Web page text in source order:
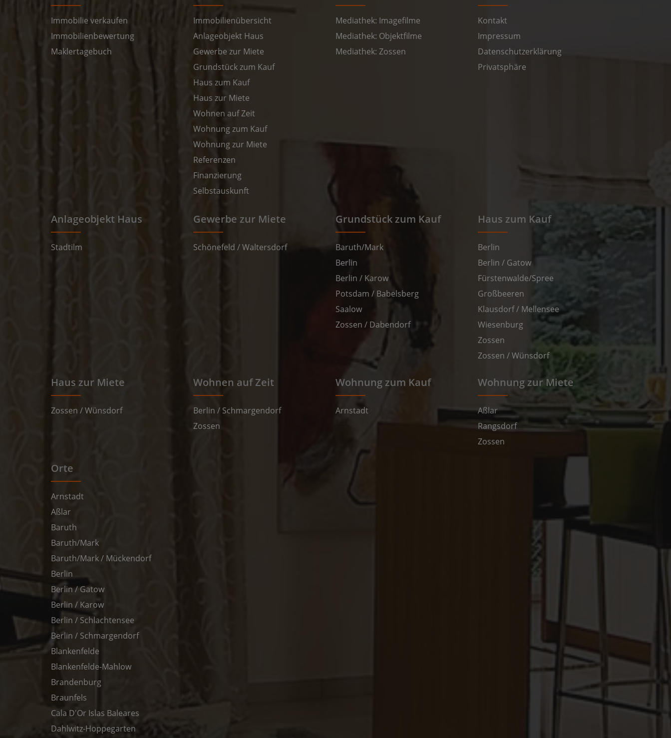
Immobilie verkaufen
Immobilienbewertung
Maklertagebuch
Immobilienübersicht
Anlageobjekt Haus
Gewerbe zur Miete
Grundstück zum Kauf
Haus zum Kauf
Haus zur Miete
Wohnen auf Zeit
Wohnung zum Kauf
Wohnung zur Miete
Referenzen
Finanzierung
Selbstauskunft
Mediathek: Imagefilme
Mediathek: Objektfilme
Mediathek: Zossen
Kontakt
Impressum
Datenschutzerklärung
Privatsphäre
Anlageobjekt Haus
Stadtilm
Gewerbe zur Miete
Schönefeld / Waltersdorf
Grundstück zum Kauf
Baruth/Mark
Berlin
Berlin / Karow
Potsdam / Babelsberg
Saalow
Zossen / Dabendorf
Haus zum Kauf
Berlin
Berlin / Gatow
Fürstenwalde/Spree
Großbeeren
Klausdorf / Mellensee
Wiesenburg
Zossen
Zossen / Wünsdorf
Haus zur Miete
Zossen / Wünsdorf
Wohnen auf Zeit
Berlin / Schmargendorf
Zossen
Wohnung zum Kauf
Arnstadt
Wohnung zur Miete
Aßlar
Rangsdorf
Zossen
Orte
Arnstadt
Aßlar
Baruth
Baruth/Mark
Baruth/Mark / Mückendorf
Berlin
Berlin / Gatow
Berlin / Karow
Berlin / Schlachtensee
Berlin / Schmargendorf
Blankenfelde
Blankenfelde-Mahlow
Brandenburg
Braunfels
Cala D'Or Islas Baleares
Dahlwitz-Hoppegarten